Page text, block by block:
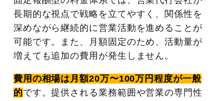
長期的な視点で戦略を立てやすく、関係性を
深めながら継続的に営業活動を進めることが
可能です。また、月額固定のため、活動量が
増えても追加の費用が発生しません。
費用の相場は月額20万〜100万円程度が一般
的です。提供される業務範囲や営業の専門性